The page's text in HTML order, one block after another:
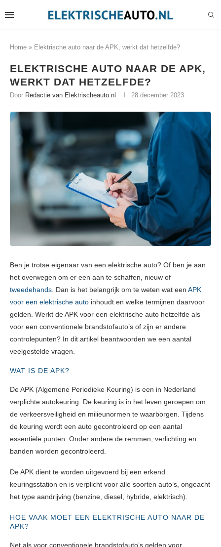
Home » Elektrische auto naar de APK, werkt dat hetzelfde?
ELEKTRISCHE AUTO NAAR DE APK,
WERKT DAT HETZELFDE?
Door Redactie van Elektrischeauto.nl 28 december 2023
Ben je trotse eigenaar van een elektrische auto? Of ben je aan
het overwegen om er een aan te schaffen, nieuw of
tweedehands . Dan is het belangrijk om te weten wat een APK
voor een elektrische auto inhoudt en welke termijnen daarvoor
gelden. Werkt de APK voor een elektrische auto hetzelfde als
voor een conventionele brandstofauto’s of zijn er andere
controlepunten? In dit artikel beantwoorden we een aantal
veelgestelde vragen.
WAT IS DE APK?
De APK (Algemene Periodieke Keuring) is een in Nederland
verplichte autokeuring. De keuring is in het leven geroepen om
de verkeersveiligheid en milieunormen te waarborgen. Tijdens
de keuring wordt een auto gecontroleerd op een aantal
essentiële punten. Onder andere de remmen, verlichting en
banden worden gecontroleerd.
De APK dient te worden uitgevoerd bij een erkend
keuringsstation en is verplicht voor alle soorten auto’s, ongeacht
het type aandrijving (benzine, diesel, hybride, elektrisch).
HOE VAAK MOET EEN ELEKTRISCHE AUTO NAAR DE
APK?
Net als voor conventionele brandstofauto’s gelden voor